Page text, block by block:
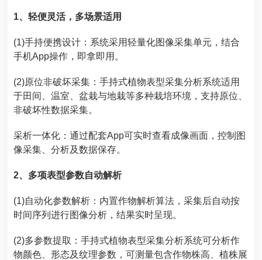
1、轻便灵活，多场景适用
(1)手持便携设计：系统采用轻量化图像采集单元，结合
手机App操作，即拿即用。
(2)原位非破坏采集：手持式植物表型采集分析系统适用
于田间、温室、盆栽与地栽等多种栽培环境，支持原位、
非破坏性数据采集。
采析一体化：通过配套App可实时查看成像画面，控制图
像采集、分析及数据保存。
2、多项表型参数自动解析
(1)自动化参数解析：内置作物解析算法，采集后自动按
时间序列进行图像分析，结果实时呈现。
(2)多参数提取：手持式植物表型采集分析系统可分析作
物颜色、形态及纹理参数，可测量包含作物株高、植株展